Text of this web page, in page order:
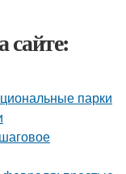
сайте:
парки